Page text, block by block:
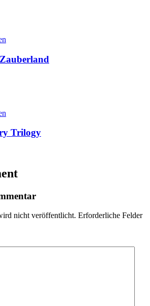
Trilogy
nicht veröffentlicht. Erforderliche Felder